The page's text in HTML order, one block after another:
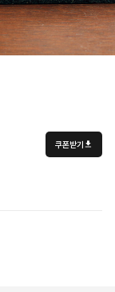
쿠폰받기